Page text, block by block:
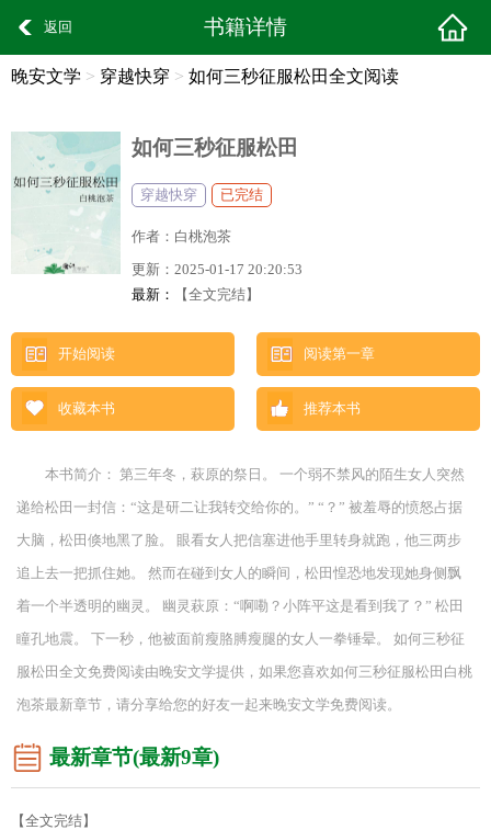
返回 书籍详情
晚安文学 > 穿越快穿 > 如何三秒征服松田全文阅读
如何三秒征服松田
穿越快穿 已完结
作者： 白桃泡茶
更新： 2025-01-17 20:20:53
最新：
【全文完结】
开始阅读 阅读第一章
收藏本书 推荐本书
本书简介： 第三年冬，萩原的祭日。 一个弱不禁风的陌生女人突然
递给松田一封信：“这是研二让我转交给你的。” “？” 被羞辱的愤怒占据
大脑，松田倏地黑了脸。 眼看女人把信塞进他手里转身就跑，他三两步
追上去一把抓住她。 然而在碰到女人的瞬间，松田惶恐地发现她身侧飘
着一个半透明的幽灵。 幽灵萩原：“啊嘞？小阵平这是看到我了？” 松田
瞳孔地震。 下一秒，他被面前瘦胳膊瘦腿的女人一拳锤晕。 如何三秒征
服松田全文免费阅读由晚安文学提供，如果您喜欢如何三秒征服松田白桃
泡茶最新章节，请分享给您的好友一起来晚安文学免费阅读。
最新章节(最新9章)
【全文完结】